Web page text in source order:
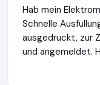
Hab mein
Schnelle
ausgedruckt, zur
und angemeldet.